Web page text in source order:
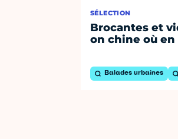
SÉLECTION
Brocantes et
on chine où en
Balades urbaines